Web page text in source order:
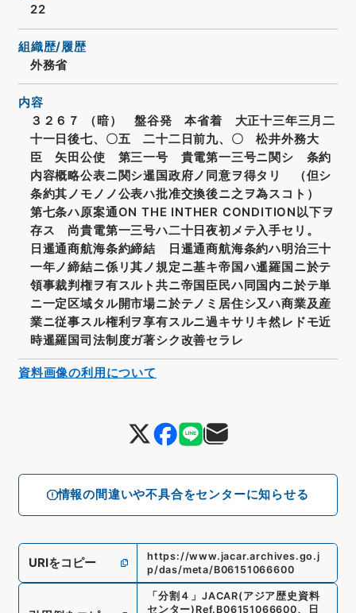
情報の間違いや不具合をセンターに知らせる
22
組織歴/履歴
外務省
内容
３２６７ （暗） 盤谷発 本省着 大正十三年三月二
十一日後七、〇五 二十二日前九、〇 松井外務大
臣 矢田公使 第三一号 貴電第一三号ニ関シ 条約
内容概略公表ニ関シ暹国政府ノ同意ヲ得タリ （但シ
条約其ノモノノ公表ハ批准交換後ニ之ヲ為スコト）
第七条ハ原案通ON THE INTHER CONDITION以下ヲ
存ス 尚貴電第一三号ハ二十日夜初メテ入手セリ。
日暹通商航海条約締結 日暹通商航海条約ハ明治三十
一年ノ締結ニ係リ其ノ規定ニ基キ帝国ハ暹羅国ニ於テ
領事裁判権ヲ有スルト共ニ帝国臣民ハ同国内ニ於テ単
ニ一定区域タル開市場ニ於テノミ居住シ又ハ商業及産
業ニ従事スル権利ヲ享有スルニ過キサリキ然レドモ近
時暹羅国司法制度ガ著シク改善セラレ
URIをコピー
https://www.jacar.archives.go.j
p/das/meta/B06151066600
「 分割４ 」 JACAR(アジア歴史資料
センター) Ref. B06151066600、 日
資料画像の利用について